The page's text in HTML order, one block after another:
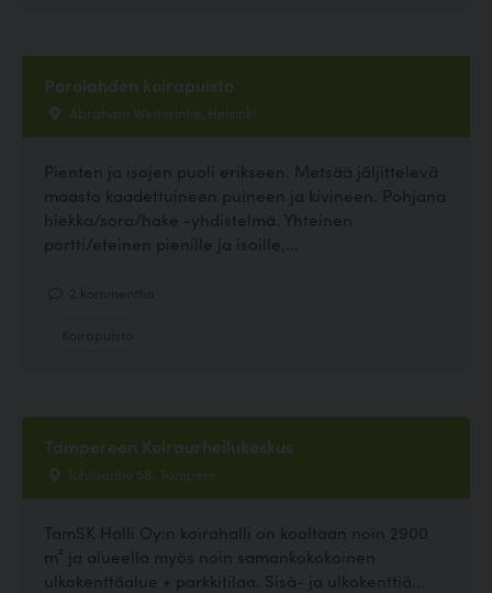
Porolahden koirapuisto
Abraham Wetterintie, Helsinki
Pienten ja isojen puoli erikseen. Metsää jäljittelevä
maasto kaadettuineen puineen ja kivineen. Pohjana
hiekka/sora/hake -yhdistelmä. Yhteinen
portti/eteinen pienille ja isoille,...
Tampereen Koiraurheilukeskus
luhtaantie 58, Tampere
TamSK Halli Oy:n koirahalli on kooltaan noin 2900
m² ja alueella myös noin samankokokoinen
ulkokenttäalue + parkkitilaa. Sisä- ja ulkokenttiä...